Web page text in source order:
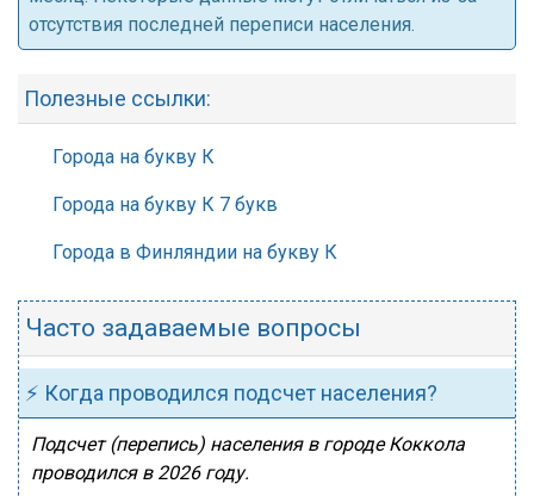
отсутствия последней переписи населения.
Полезные ссылки:
Города на букву К
Города на букву К 7 букв
Города в Финляндии на букву К
Часто задаваемые вопросы
⚡ Когда проводился подсчет населения?
Подсчет (перепись) населения в городе Коккола
проводился в 2026 году.